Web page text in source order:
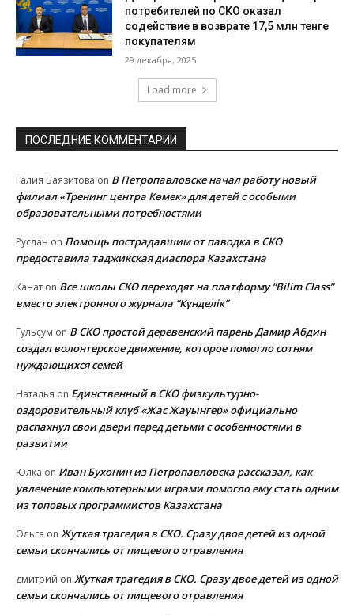
потребителей по СКО оказал
содействие в возврате 17,5 млн тенге
покупателям
29 декабря, 2025
Load more
ПОСЛЕДНИЕ КОММЕНТАРИИ
Галия Баязитова on В Петропавловске начал работу новый
филиал «Тренинг центра Көмек» для детей с особыми
образовательными потребностями
Руслан on Помощь пострадавшим от паводка в СКО
предоставила таджикская диаспора Казахстана
Канат on Все школы СКО переходят на платформу “Bilim Class”
вместо электронного журнала “Күнделік”
Гульсум on В СКО простой деревенский парень Дамир Абдин
создал волонтерское движение, которое помогло сотням
нуждающихся семей
Наталья on Единственный в СКО физкультурно-
оздоровительный клуб «Жас Жауынгер» официально
распахнул свои двери перед детьми с особенностями в
развитии
Юлка on Иван Бухонин из Петропавловска рассказал, как
увлечение компьютерными играми помогло ему стать одним
из топовых программистов Казахстана
Ольга on Жуткая трагедия в СКО. Сразу двое детей из одной
семьи скончались от пищевого отравления
дмитрий on Жуткая трагедия в СКО. Сразу двое детей из одной
семьи скончались от пищевого отравления